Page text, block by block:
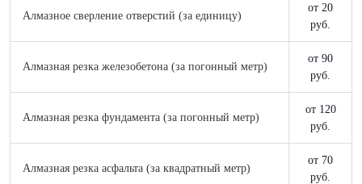
Алмазное сверление отверстий (за единицу)
от 20
руб.
Алмазная резка железобетона (за погонный метр)
от 90
руб.
Алмазная резка фундамента (за погонный метр)
от 120
руб.
Алмазная резка асфальта (за квадратный метр)
от 70
руб.